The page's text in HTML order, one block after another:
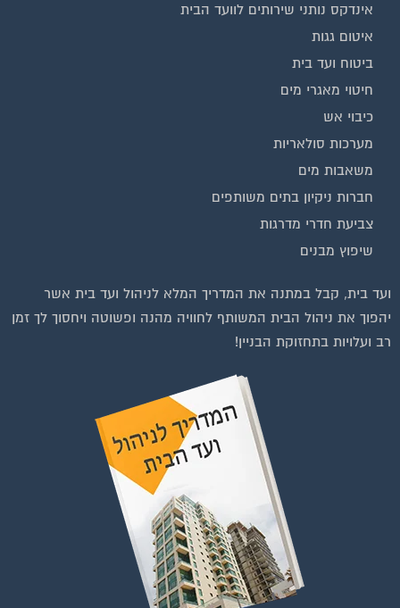
אינדקס נותני שירותים לוועד הבית
איטום גגות
ביטוח ועד בית
חיטוי מאגרי מים
כיבוי אש
מערכות סולאריות
משאבות מים
חברות ניקיון בתים משותפים
צביעת חדרי מדרגות
שיפוץ מבנים
ועד בית, קבל במתנה את המדריך המלא לניהול ועד בית אשר
יהפוך את ניהול הבית המשותף לחוויה מהנה ופשוטה ויחסוך לך זמן
רב ועלויות בתחזוקת הבניין!
להצטרפות לחצו על התמונה או על הכפתור ושלחו בקשת הצטרפות בדף
הקבוצה
לחץ למעבר לקבוצה